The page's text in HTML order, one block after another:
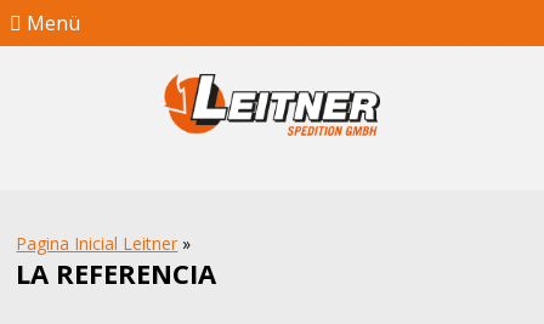
Menü
Pagina Inicial Leitner »
LA REFERENCIA